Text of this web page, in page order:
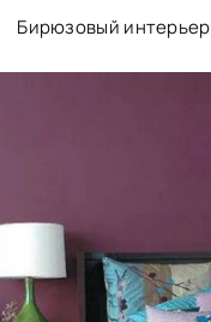
Бирюзовый интерьер